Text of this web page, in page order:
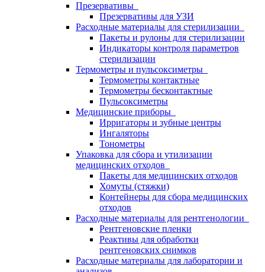
Презервативы
Презервативы для УЗИ
Расходные материалы для стерилизации
Пакеты и рулоны для стерилизации
Индикаторы контроля параметров
стерилизации
Термометры и пульсоксиметры
Термометры контактные
Термометры бесконтактные
Пульсоксиметры
Медицинские приборы
Ирригаторы и зубные центры
Ингаляторы
Тонометры
Упаковка для сбора и утилизации
медицинских отходов
Пакеты для медицинских отходов
Хомуты (стяжки)
Контейнеры для сбора медицинских
отходов
Расходные материалы для рентгенологии
Рентгеновские пленки
Реактивы для обработки
рентгеновских снимков
Расходные материалы для лаборатории и